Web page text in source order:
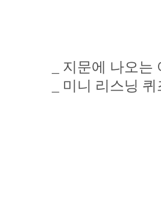
지문에 나오는
미니 리스닝